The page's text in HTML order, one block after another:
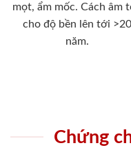
mọt, ẩm mốc. Cách âm
cho độ bền lên tới >20
năm.
Chứng